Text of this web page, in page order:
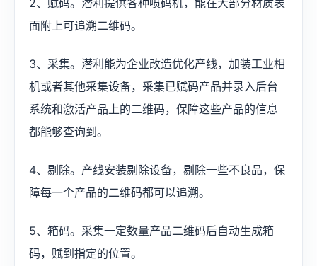
2、赋码。潜利提供各种喷码机，能在大部分材质表
面附上可追溯二维码。
3、采集。潜利能为企业改造优化产线，加装工业相
机或者其他采集设备，采集已赋码产品并录入后台
系统和激活产品上的二维码，保障这些产品的信息
都能够查询到。
4、剔除。产线安装剔除设备，剔除一些不良品，保
障每一个产品的二维码都可以追溯。
5、箱码。采集一定数量产品二维码后自动生成箱
码，赋到指定的位置。